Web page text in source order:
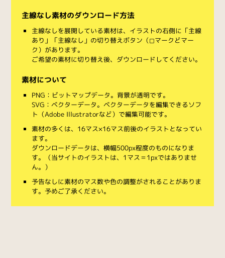
主線なし素材のダウンロード方法
主線なしを展開している素材は、イラストの右側に「主線
あり」「主線なし」の切り替えボタン（◻︎マークと◼︎マー
ク）があります。
ご希望の素材に切り替え後、ダウンロードしてください。
素材について
PNG：ビットマップデータ。背景が透明です。
SVG：ベクターデータ。ベクターデータを編集できるソフ
ト（Adobe Illustratorなど）で編集可能です。
素材の多くは、16マス×16マス前後のイラストとなってい
ます。
ダウンロードデータは、横幅500px程度のものになりま
す。（当サイトのイラストは、1マス＝1pxではありませ
ん。）
予告なしに素材のマス数や色の調整がされることがありま
す。予めご了承ください。